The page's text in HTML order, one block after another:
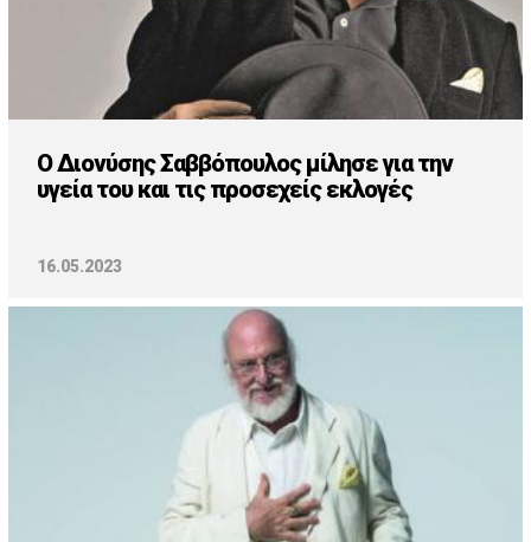
Ο Διονύσης Σαββόπουλος μίλησε για την
υγεία του και τις προσεχείς εκλογές
16.05.2023